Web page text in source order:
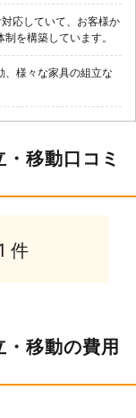
応していて、お客様か
を構築しています。
、様々な家具の組立な
移動口コミ
件
移動の費用